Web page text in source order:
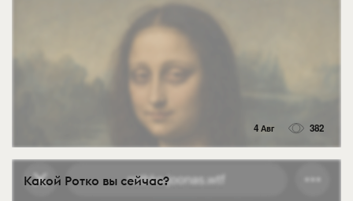
4 Авг 382
Какой Ротко вы сейчас?